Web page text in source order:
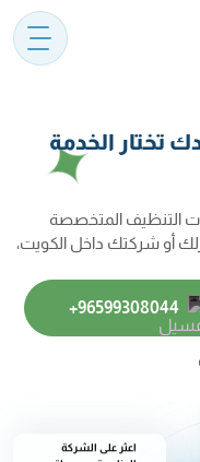
اعثر على الشركة
تختار الخدمة
التنظيف المتخصصة
أو شركتك داخل الكويت،
‎+96599308044